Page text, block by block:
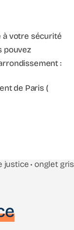
à votre sécurité
pouvez
:
de Paris (